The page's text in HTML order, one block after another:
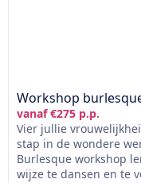
Workshop
vanaf €275 p.p.
Vier jullie
stap in de wondere
Burlesque workshop
wijze te dansen en te